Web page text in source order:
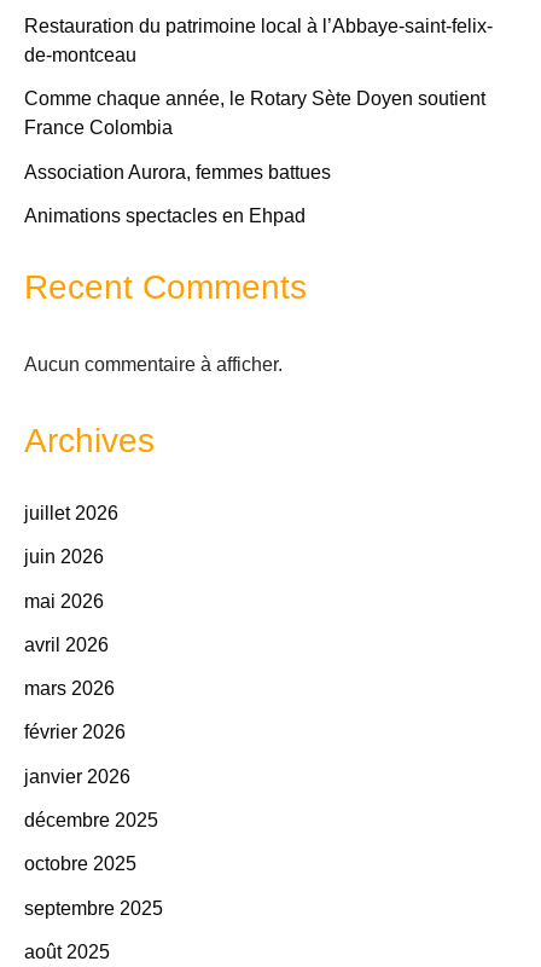
Restauration du patrimoine local à l’Abbaye-saint-felix-
de-montceau
Comme chaque année, le Rotary Sète Doyen soutient
France Colombia
Association Aurora, femmes battues
Animations spectacles en Ehpad
Recent Comments
Aucun commentaire à afficher.
Archives
juillet 2026
juin 2026
mai 2026
avril 2026
mars 2026
février 2026
janvier 2026
décembre 2025
octobre 2025
septembre 2025
août 2025